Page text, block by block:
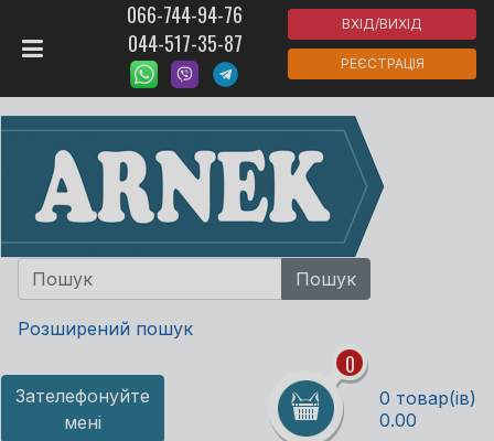
066-744-94-76
044-517-35-87
ВХІД/ВИХІД
РЕЄСТРАЦІЯ
Розширений пошук
Зателефонуйте
мені
0
0 товар(ів)
0.00